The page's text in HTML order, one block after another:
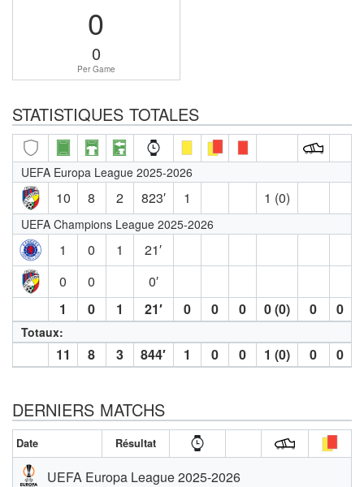
0
0
Per Game
STATISTIQUES TOTALES
UEFA Europa League 2025-2026
10 8 2 823′ 1 1 (0)
UEFA Champions League 2025-2026
1 0 1
21′
0
0
0′
1
0 1 21′ 0 0 0 0 (0) 0 0
Totaux:
11 8 3 844′ 1 0 0 1 (0) 0 0
DERNIERS MATCHS
Date Résultat
UEFA Europa League 2025-2026